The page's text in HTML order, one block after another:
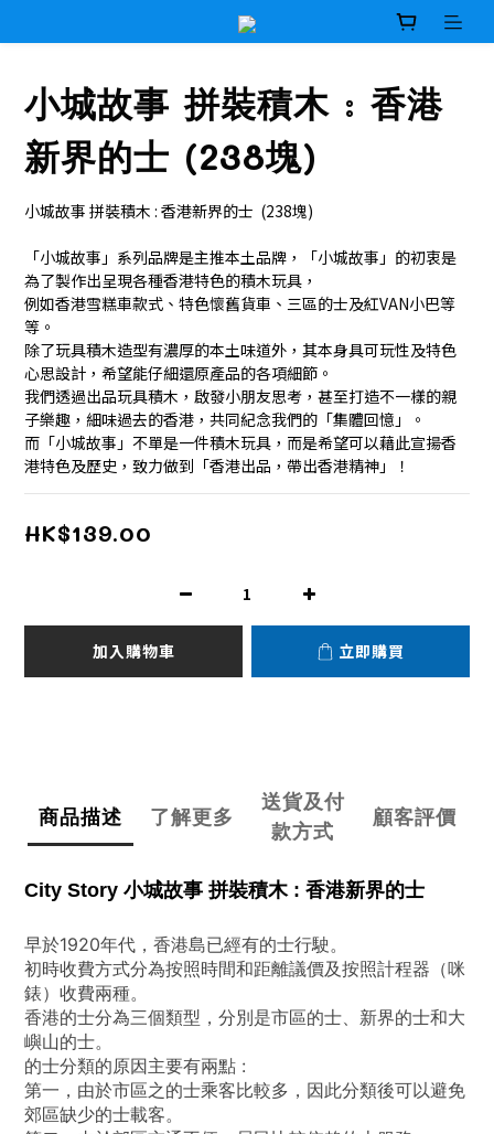
小城故事 拼裝積木 : 香港
新界的士 (238塊)
小城故事 拼裝積木 : 香港新界的士  (238塊)
「小城故事」系列品牌是主推本土品牌，「小城故事」的初衷是
為了製作出呈現各種香港特色的積木玩具，
例如香港雪糕車款式、特色懷舊貨車、三區的士及紅VAN小巴等
等。
除了玩具積木造型有濃厚的本土味道外，其本身具可玩性及特色
心思設計，希望能仔細還原產品的各項細節。
我們透過出品玩具積木，啟發小朋友思考，甚至打造不一樣的親
子樂趣，細味過去的香港，共同紀念我們的「集體回憶」。
而「小城故事」不單是一件積木玩具，而是希望可以藉此宣揚香
港特色及歷史，致力做到「香港出品，帶出香港精神」！
HK$139.00
加入購物車 立即購買
商品描述 了解更多
送貨及付
款方式
顧客評價
City Story 小城故事 拼裝積木 : 香港新界的士
早於1920年代，香港島已經有的士行駛。
初時收費方式分為按照時間和距離議價及按照計程器（咪
錶）收費兩種。
香港的士分為三個類型，分別是市區的士、新界的士和大
嶼山的士。
的士分類的原因主要有兩點 :
第一，由於市區之的士乘客比較多，因此分類後可以避免
郊區缺少的士載客。